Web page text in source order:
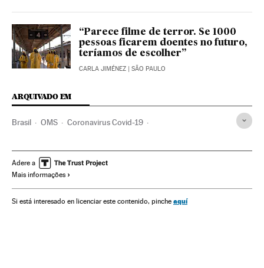
“Parece filme de terror. Se 1000
pessoas ficarem doentes no futuro,
teríamos de escolher”
CARLA JIMÉNEZ | SÃO PAULO
ARQUIVADO EM
Brasil OMS Coronavirus Covid-19
Doenças infecciosas Doenças respiratórias
Ministério Saúde
Adere a
Mais informações
Si está interesado en licenciar este contenido, pinche aquí